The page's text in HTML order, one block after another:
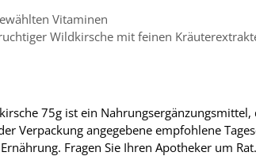
Vitaminen
Wildkirsche mit feinen
75g ist ein
Verpackung angegebene empfohlene
Fragen Sie Ihren Apotheker um